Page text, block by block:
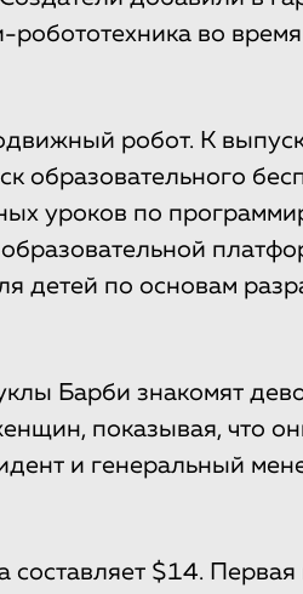
во
робот. К
образовательного
уроков по
детей по основам
Барби знакомят
показывая, что
и генеральный
составляет $14.